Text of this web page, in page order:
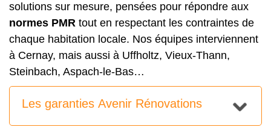
solutions sur mesure, pensées pour répondre aux
normes PMR tout en respectant les contraintes de
chaque habitation locale. Nos équipes interviennent
à Cernay, mais aussi à Uffholtz, Vieux-Thann,
Steinbach, Aspach-le-Bas…
Les garanties Avenir Rénovations